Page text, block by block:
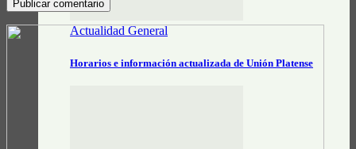
Actualidad General
Horarios e información actualizada de Unión Platense